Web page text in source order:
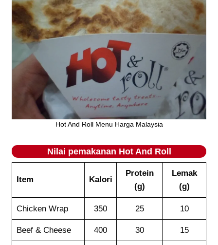
Hot And Roll Menu Harga Malaysia
Nilai pemakanan Hot And Roll
Item Kalori
Protein
(g)
Lemak
(g)
Chicken Wrap 350 25 10
Beef & Cheese 400 30 15